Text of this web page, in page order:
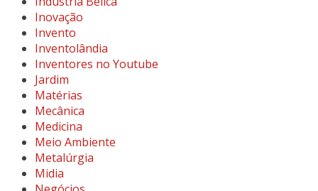
Inovação
Invento
Inventolândia
Inventores no Youtube
Jardim
Matérias
Mecânica
Medicina
Meio Ambiente
Metalúrgia
Midia